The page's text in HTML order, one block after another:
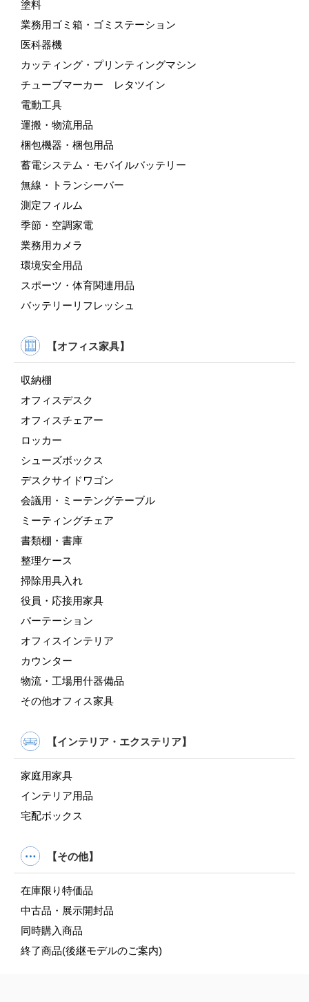
塗料
業務用ゴミ箱・ゴミステーション
医科器機
カッティング・プリンティングマシン
チューブマーカー レタツイン
電動工具
運搬・物流用品
梱包機器・梱包用品
蓄電システム・モバイルバッテリー
無線・トランシーバー
測定フィルム
季節・空調家電
業務用カメラ
環境安全用品
スポーツ・体育関連用品
バッテリーリフレッシュ
【オフィス家具】
収納棚
オフィスデスク
オフィスチェアー
ロッカー
シューズボックス
デスクサイドワゴン
会議用・ミーテングテーブル
ミーティングチェア
書類棚・書庫
整理ケース
掃除用具入れ
役員・応接用家具
パーテーション
オフィスインテリア
カウンター
物流・工場用什器備品
その他オフィス家具
【インテリア・エクステリア】
家庭用家具
インテリア用品
宅配ボックス
【その他】
在庫限り特価品
中古品・展示開封品
同時購入商品
終了商品(後継モデルのご案内)